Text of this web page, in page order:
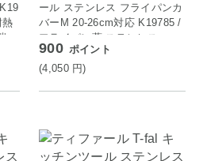
熱
ール ステンレス フライパンカ
バーM 20-26cm対応 K19785 /
フライパン蓋 ステンレス
900 ポイント
(4,050 円)